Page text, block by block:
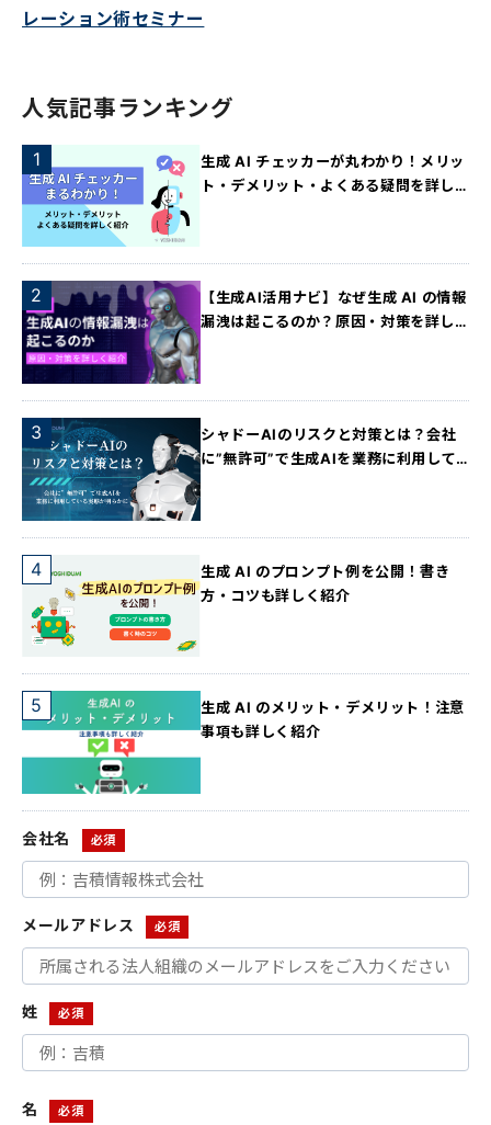
レーション術セミナー
人気記事ランキング
生成 AI チェッカーが丸わかり！メリッ
ト・デメリット・よくある疑問を詳し
【生成AI活用ナビ】なぜ生成 AI の情報
漏洩は起こるのか？原因・対策を詳し
シャドーAIのリスクと対策とは？会社
に”無許可”で生成AIを業務に利用して
生成 AI のプロンプト例を公開！書き
方・コツも詳しく紹介
生成 AI のメリット・デメリット！注意
事項も詳しく紹介
会社名
メールアドレス
姓
名